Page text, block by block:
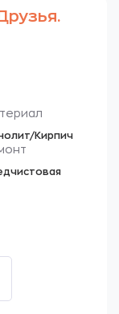
Кирпич